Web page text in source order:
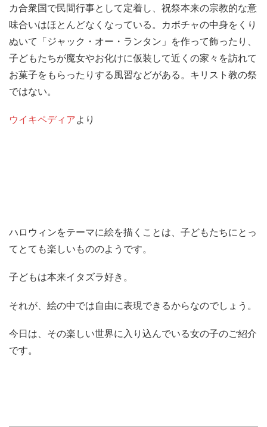
カ合衆国で民間行事として定着し、祝祭本来の宗教的な意
味合いはほとんどなくなっている。カボチャの中身をくり
ぬいて「ジャック・オー・ランタン」を作って飾ったり、
子どもたちが魔女やお化けに仮装して近くの家々を訪れて
お菓子をもらったりする風習などがある 。キリスト教の祭
ではない。
ウイキペディアより
ハロウィンをテーマに絵を描くことは、子どもたちにとっ
てとても楽しいもののようです。
子どもは本来イタズラ好き。
それが、絵の中では自由に表現できるからなのでしょう。
今日は、その楽しい世界に入り込んでいる女の子のご紹介
です。